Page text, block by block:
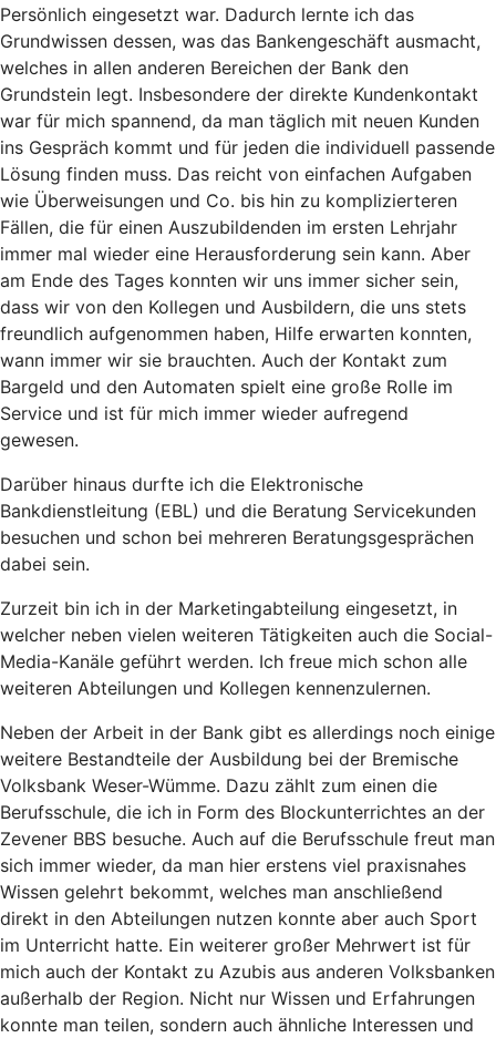
Persönlich eingesetzt war. Dadurch lernte ich das
Grundwissen dessen, was das Bankengeschäft ausmacht,
welches in allen anderen Bereichen der Bank den
Grundstein legt. Insbesondere der direkte Kundenkontakt
war für mich spannend, da man täglich mit neuen Kunden
ins Gespräch kommt und für jeden die individuell passende
Lösung finden muss. Das reicht von einfachen Aufgaben
wie Überweisungen und Co. bis hin zu komplizierteren
Fällen, die für einen Auszubildenden im ersten Lehrjahr
immer mal wieder eine Herausforderung sein kann. Aber
am Ende des Tages konnten wir uns immer sicher sein,
dass wir von den Kollegen und Ausbildern, die uns stets
freundlich aufgenommen haben, Hilfe erwarten konnten,
wann immer wir sie brauchten. Auch der Kontakt zum
Bargeld und den Automaten spielt eine große Rolle im
Service und ist für mich immer wieder aufregend
gewesen.
Darüber hinaus durfte ich die Elektronische
Bankdienstleitung (EBL) und die Beratung Servicekunden
besuchen und schon bei mehreren Beratungsgesprächen
dabei sein.
Zurzeit bin ich in der Marketingabteilung eingesetzt, in
welcher neben vielen weiteren Tätigkeiten auch die Social-
Media-Kanäle geführt werden. Ich freue mich schon alle
weiteren Abteilungen und Kollegen kennenzulernen.
Neben der Arbeit in der Bank gibt es allerdings noch einige
weitere Bestandteile der Ausbildung bei der Bremische
Volksbank Weser-Wümme. Dazu zählt zum einen die
Berufsschule, die ich in Form des Blockunterrichtes an der
Zevener BBS besuche. Auch auf die Berufsschule freut man
sich immer wieder, da man hier erstens viel praxisnahes
Wissen gelehrt bekommt, welches man anschließend
direkt in den Abteilungen nutzen konnte aber auch Sport
im Unterricht hatte. Ein weiterer großer Mehrwert ist für
mich auch der Kontakt zu Azubis aus anderen Volksbanken
außerhalb der Region. Nicht nur Wissen und Erfahrungen
konnte man teilen, sondern auch ähnliche Interessen und